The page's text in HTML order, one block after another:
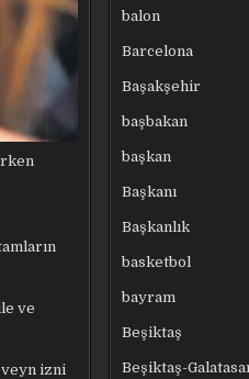
ve
izni
balon
Barcelona
Başakşehir
başbakan
başkan
Başkanı
Başkanlık
basketbol
bayram
Beşiktaş
Beşiktaş-